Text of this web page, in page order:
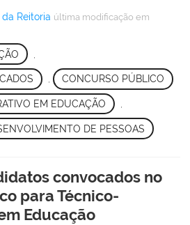
Reitoria última modificação em
, CONCURSO PÚBLICO
EM EDUCAÇÃO
DE PESSOAS
convocados no
para Técnico-
Educação